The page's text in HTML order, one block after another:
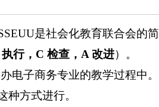
是社会化教育联合会的简
执行， C 检查， A 改进）。
电子商务专业的教学过程中。
方式进行。